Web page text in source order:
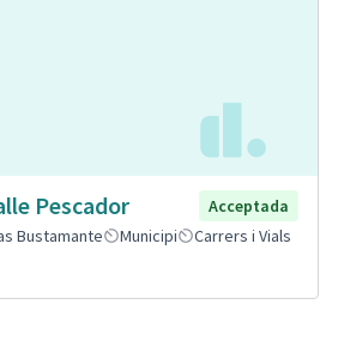
Pescador
Acceptada
Bustamante
Municipi
Carrers i Vials